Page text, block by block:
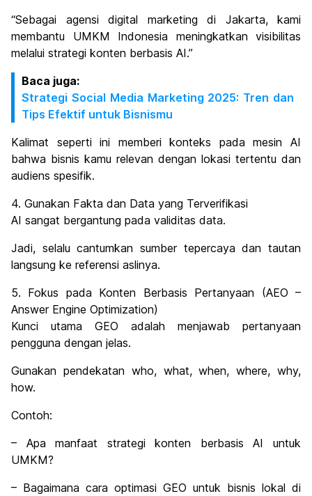
“Sebagai agensi digital marketing di Jakarta, kami
membantu UMKM Indonesia meningkatkan visibilitas
melalui strategi konten berbasis AI.”
Baca juga:
Strategi Social Media Marketing 2025: Tren dan
Tips Efektif untuk Bisnismu
Kalimat seperti ini memberi konteks pada mesin AI
bahwa bisnis kamu relevan dengan lokasi tertentu dan
audiens spesifik.
4. Gunakan Fakta dan Data yang Terverifikasi
AI sangat bergantung pada validitas data.
Jadi, selalu cantumkan sumber tepercaya dan tautan
langsung ke referensi aslinya.
5. Fokus pada Konten Berbasis Pertanyaan (AEO –
Answer Engine Optimization)
Kunci utama GEO adalah menjawab pertanyaan
pengguna dengan jelas.
Gunakan pendekatan who, what, when, where, why,
how.
Contoh:
– Apa manfaat strategi konten berbasis AI untuk
UMKM?
– Bagaimana cara optimasi GEO untuk bisnis lokal di